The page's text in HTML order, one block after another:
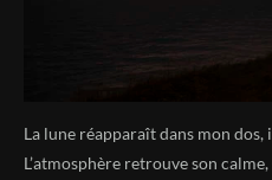
La lune réapparaît dans mon
L’atmosphère retrouve son